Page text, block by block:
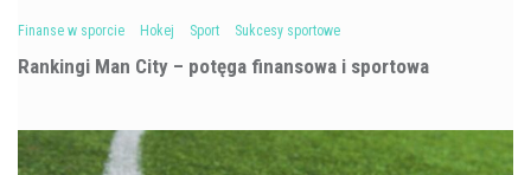
Finanse w sporcie Hokej Sport Sukcesy sportowe
Rankingi Man City – potęga finansowa i sportowa